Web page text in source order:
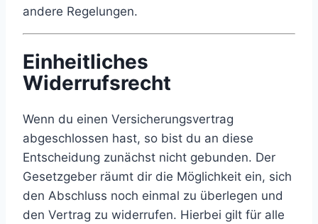
andere Regelungen.
Einheitliches
Widerrufsrecht
Wenn du einen Versicherungsvertrag
abgeschlossen hast, so bist du an diese
Entscheidung zunächst nicht gebunden. Der
Gesetzgeber räumt dir die Möglichkeit ein, sich
den Abschluss noch einmal zu überlegen und
den Vertrag zu widerrufen. Hierbei gilt für alle